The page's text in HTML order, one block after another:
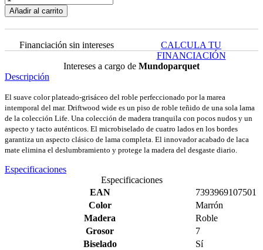
Añadir al carrito
Financiación sin intereses
CALCULA TU
FINANCIACIÓN
Intereses a cargo de Mundoparquet
Descripción
El suave color plateado-grisáceo del roble perfeccionado por la marea
intemporal del mar. Driftwood wide es un piso de roble teñido de una sola lama
de la colección Life. Una colección de madera tranquila con pocos nudos y un
aspecto y tacto auténticos. El microbiselado de cuatro lados en los bordes
garantiza un aspecto clásico de lama completa. El innovador acabado de laca
mate elimina el deslumbramiento y protege la madera del desgaste diario.
Especificaciones
Especificaciones
EAN
7393969107501
Color
Marrón
Madera
Roble
Grosor
7
Biselado
Sí